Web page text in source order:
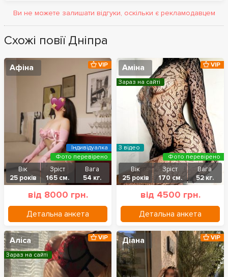
Ви не можете залишати відгуки, оскільки є рекламодавцем
Схожі повії Дніпра
Афіна
Вік
25 років
Зріст
165 см.
Вага
54 кг.
від 8000 грн.
Детальна анкета
VIP
Фото перевірено
Індивідуалка
Аміна
Вік
25 років
Зріст
170 см.
Вага
52 кг.
від 4500 грн.
Детальна анкета
VIP
Зараз на сайті
З відео
Фото перевірено
Аліса VIP
Зараз на сайті
Діана VIP